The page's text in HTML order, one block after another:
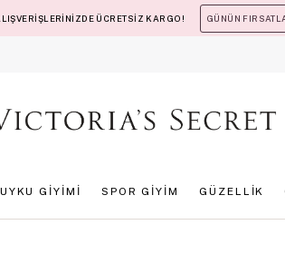
ÜCRETSİZ KARGO! GÜNÜN
UYKU GİYİMİ SPOR GİYİM GÜZELLİK